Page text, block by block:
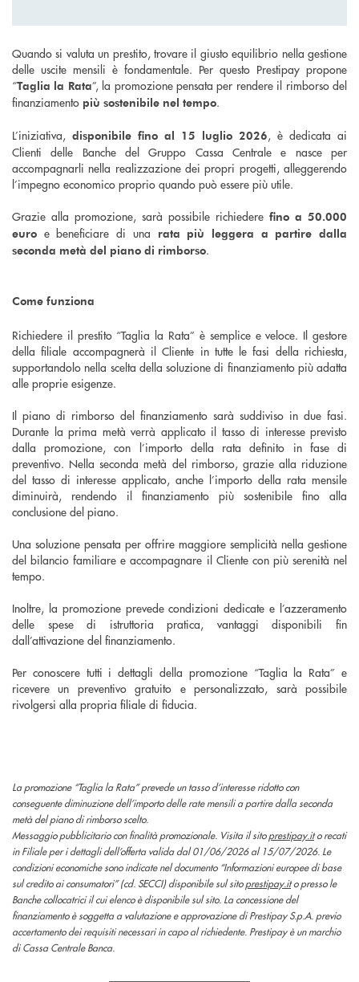
Quando si valuta un prestito, trovare il giusto equilibrio nella gestione
delle uscite mensili è fondamentale. Per questo Prestipay propone
“Taglia la Rata”, la promozione pensata per rendere il rimborso del
finanziamento più sostenibile nel tempo.
L’iniziativa, disponibile fino al 15 luglio 2026, è dedicata ai
Clienti delle Banche del Gruppo Cassa Centrale e nasce per
accompagnarli nella realizzazione dei propri progetti, alleggerendo
l’impegno economico proprio quando può essere più utile.
Grazie alla promozione, sarà possibile richiedere fino a 50.000
euro e beneficiare di una rata più leggera a partire dalla
seconda metà del piano di rimborso.
Come funziona
Richiedere il prestito “Taglia la Rata” è semplice e veloce. Il gestore
della filiale accompagnerà il Cliente in tutte le fasi della richiesta,
supportandolo nella scelta della soluzione di finanziamento più adatta
alle proprie esigenze.
Il piano di rimborso del finanziamento sarà suddiviso in due fasi.
Durante la prima metà verrà applicato il tasso di interesse previsto
dalla promozione, con l’importo della rata definito in fase di
preventivo. Nella seconda metà del rimborso, grazie alla riduzione
del tasso di interesse applicato, anche l’importo della rata mensile
diminuirà, rendendo il finanziamento più sostenibile fino alla
conclusione del piano.
Una soluzione pensata per offrire maggiore semplicità nella gestione
del bilancio familiare e accompagnare il Cliente con più serenità nel
tempo.
Inoltre, la promozione prevede condizioni dedicate e l’azzeramento
delle spese di istruttoria pratica, vantaggi disponibili fin
dall’attivazione del finanziamento.
Per conoscere tutti i dettagli della promozione “Taglia la Rata” e
ricevere un preventivo gratuito e personalizzato, sarà possibile
rivolgersi alla propria filiale di fiducia.
La promozione “Taglia la Rata” prevede un tasso d’interesse ridotto con
conseguente diminuzione dell’importo delle rate mensili a partire dalla seconda
metà del piano di rimborso scelto.
Messaggio pubblicitario con finalità promozionale. Visita il sitoprestipay.ito recati
in Filiale per i dettagli dell’offerta valida dal 01/06/2026 al 15/07/2026. Le
condizioni economiche sono indicate nel documento “Informazioni europee di base
sul credito ai consumatori” (cd. SECCI) disponibile sul sitoprestipay.ito presso le
Banche collocatrici il cui elenco è disponibile sul sito. La concessione del
finanziamento è soggetta a valutazione e approvazione di Prestipay S.p.A. previo
accertamento dei requisiti necessari in capo al richiedente. Prestipay è un marchio
di Cassa Centrale Banca.